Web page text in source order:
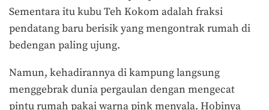
Sementara itu kubu Teh Kokom adalah fraksi
pendatang baru berisik yang mengontrak rumah di
bedengan paling ujung.
Namun, kehadirannya di kampung langsung
menggebrak dunia pergaulan dengan mengecat
pintu rumah pakai warna pink menyala. Hobinya